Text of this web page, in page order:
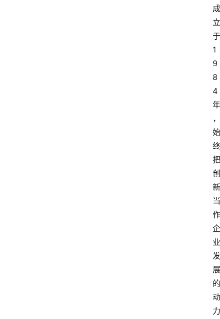
成
立
于
1
9
8
4
年
，
始
终
把
创
新
当
作
企
业
发
展
的
动
力